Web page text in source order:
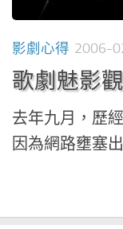
影劇心得 2006-
歌劇魅影
去年九月，歷
因為網路壅塞